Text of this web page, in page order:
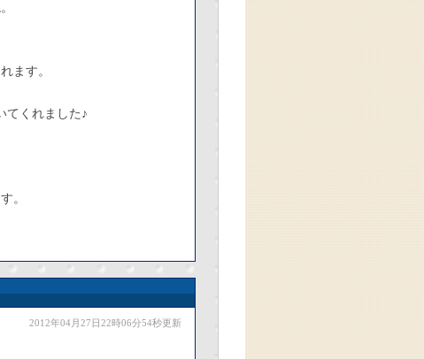
ます。
てくれました♪
。
2012年04月27日22時06分54秒更新